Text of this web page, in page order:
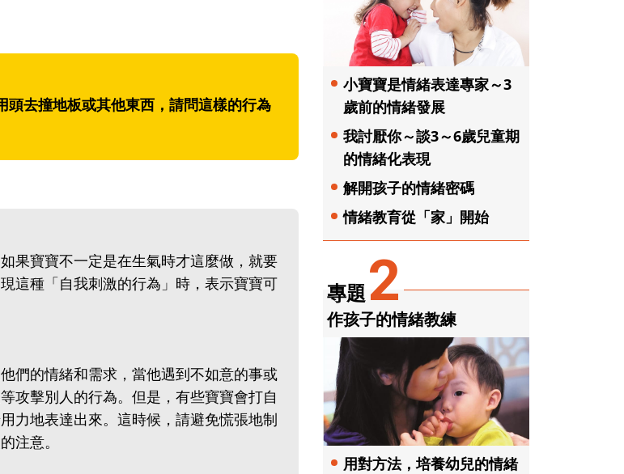
去撞地板或其他東西，請問這樣的行為
果寶寶不一定是在生氣時才這麼做，就要
這種「自我刺激的行為」時，表示寶寶可
們的情緒和需求，當他遇到不如意的事或
攻擊別人的行為。但是，有些寶寶會打自
力地表達出來。這時候，請避免慌張地制
注意。
小寶寶是情緒表達專家～3
歲前的情緒發展
我討厭你～談3～6歲兒童期
的情緒化表現
解開孩子的情緒密碼
情緒教育從「家」開始
專題2
作孩子的情緒教練
用對方法，培養幼兒的情緒